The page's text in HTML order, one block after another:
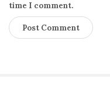
time I comment.